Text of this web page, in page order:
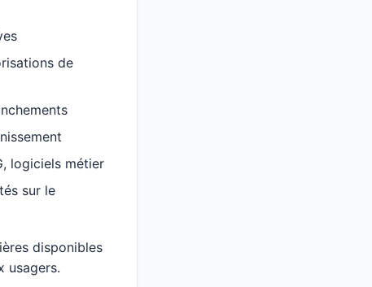
de
logiciels métier
sur le
disponibles
usagers.